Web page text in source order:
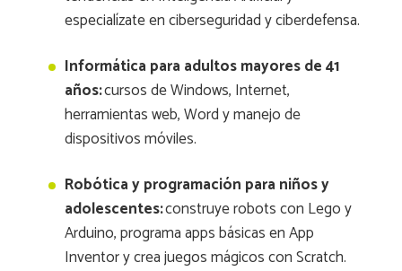
especialízate en ciberseguridad y ciberdefensa.
Informática para adultos mayores de 41
años:cursos de Windows, Internet,
herramientas web, Word y manejo de
dispositivos móviles.
Robótica y programación para niños y
adolescentes:construye robots con Lego y
Arduino, programa apps básicas en App
Inventor y crea juegos mágicos con Scratch.